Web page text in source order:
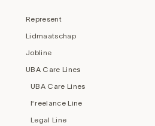
Represent
Lidmaatschap
Jobline
UBA Care Lines
UBA Care Lines
Freelance Line
Legal Line